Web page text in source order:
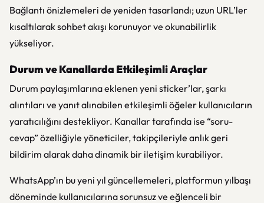
Bağlantı önizlemeleri de yeniden tasarlandı; uzun URL’ler
kısaltılarak sohbet akışı korunuyor ve okunabilirlik
yükseliyor.
Durum ve Kanallarda Etkileşimli Araçlar
Durum paylaşımlarına eklenen yeni sticker’lar, şarkı
alıntıları ve yanıt alınabilen etkileşimli öğeler kullanıcıların
yaratıcılığını destekliyor. Kanallar tarafında ise “soru-
cevap” özelliğiyle yöneticiler, takipçileriyle anlık geri
bildirim alarak daha dinamik bir iletişim kurabiliyor.
WhatsApp’ın bu yeni yıl güncellemeleri, platformun yılbaşı
döneminde kullanıcılarına sorunsuz ve eğlenceli bir